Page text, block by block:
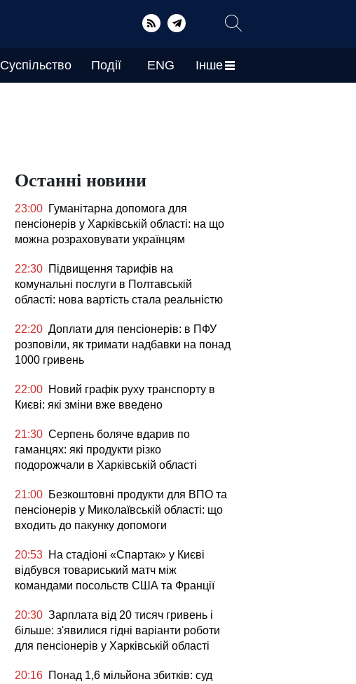
Суспільство Події ENG Інше
Останні новини
23:00 Гуманітарна допомога для
пенсіонерів у Харківській області: на що
можна розраховувати українцям
22:30 Підвищення тарифів на
комунальні послуги в Полтавській
області: нова вартість стала реальністю
22:20 Доплати для пенсіонерів: в ПФУ
розповіли, як тримати надбавки на понад
1000 гривень
22:00 Новий графік руху транспорту в
Києві: які зміни вже введено
21:30 Серпень боляче вдарив по
гаманцях: які продукти різко
подорожчали в Харківській області
21:00 Безкоштовні продукти для ВПО та
пенсіонерів у Миколаївській області: що
входить до пакунку допомоги
20:53 На стадіоні «Спартак» у Києві
відбувся товариський матч між
командами посольств США та Франції
20:30 Зарплата від 20 тисяч гривень і
більше: з'явилися гідні варіанти роботи
для пенсіонерів у Харківській області
20:16 Понад 1,6 мільйона збитків: суд